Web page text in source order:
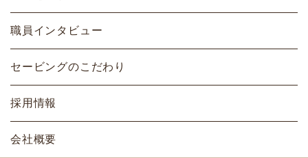
職員インタビュー
セービングのこだわり
採用情報
会社概要